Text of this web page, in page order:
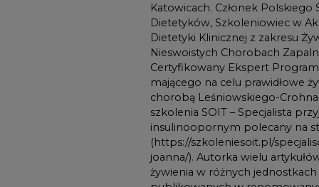
Katowicach. Członek Polskiego
Dietetyków, Szkoleniowiec w
Dietetyki Klinicznej z zakresu
Nieswoistych Chorobach
Certyfikowany Ekspert
mającego na celu prawidłowe
chorobą Leśniowskiego-
szkolenia SOIT – Specjalista
insulinoopornym polecany na
(https://szkoleniesoit.pl/
joanna/). Autorka wielu
żywienia w różnych